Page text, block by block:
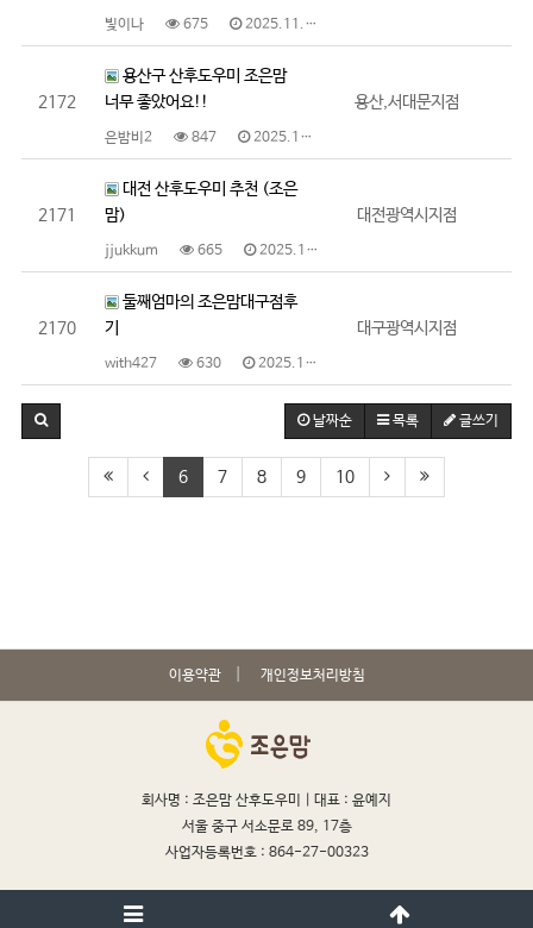
빛이나 675 2025.11.21
2172
용산구 산후도우미 조은맘
너무 좋았어요!!
은밤비2 847 2025.11.19
용산,서대문지점
2171
대전 산후도우미 추천 (조은
맘)
jjukkum 665 2025.11.19
대전광역시지점
2170
둘째엄마의 조은맘대구점후
기
with427 630 2025.11.19
대구광역시지점
날짜순 목록 글쓰기
6 7 8 9 10
이용약관 개인정보처리방침
회사명 : 조은맘 산후도우미 | 대표 : 윤예지
서울 중구 서소문로 89, 17층
사업자등록번호 : 864-27-00323